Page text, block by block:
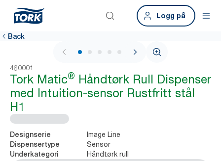
Logg på
Back
1 / 8
460001
Tork Matic® Håndtørk Rull Dispenser
med Intuition-sensor Rustfritt stål
H1
Designserie Image Line
Dispensertype Sensor
Underkategori Håndtørk rull